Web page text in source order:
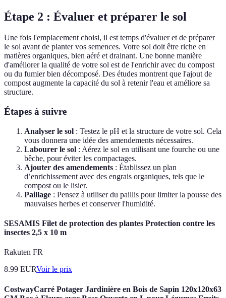
Étape 2 : Évaluer et préparer le sol
Une fois l'emplacement choisi, il est temps d'évaluer et de préparer
le sol avant de planter vos semences. Votre sol doit être riche en
matières organiques, bien aéré et drainant. Une bonne manière
d'améliorer la qualité de votre sol est de l'enrichir avec du compost
ou du fumier bien décomposé. Des études montrent que l'ajout de
compost augmente la capacité du sol à retenir l'eau et améliore sa
structure.
Étapes à suivre
Analyser le sol : Testez le pH et la structure de votre sol. Cela
vous donnera une idée des amendements nécessaires.
Labourer le sol : Aérez le sol en utilisant une fourche ou une
bêche, pour éviter les compactages.
Ajouter des amendements : Établissez un plan
d’enrichissement avec des engrais organiques, tels que le
compost ou le lisier.
Paillage : Pensez à utiliser du paillis pour limiter la pousse des
mauvaises herbes et conserver l'humidité.
SESAMIS Filet de protection des plantes Protection contre les
insectes 2,5 x 10 m
Rakuten FR
8.99 EURVoir le prix
CostwayCarré Potager Jardinière en Bois de Sapin 120x120x63